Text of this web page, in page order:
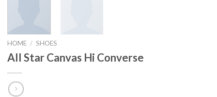
HOME / SHOES
All Star Canvas Hi Converse